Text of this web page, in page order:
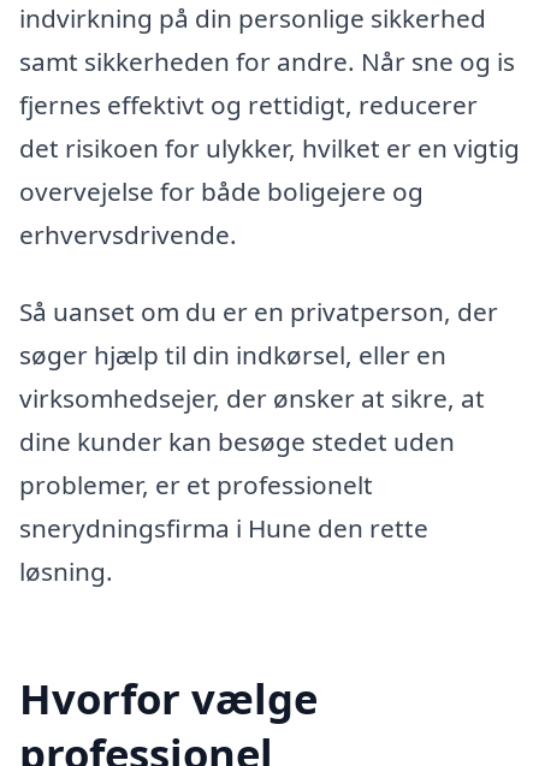
indvirkning på din personlige sikkerhed
samt sikkerheden for andre. Når sne og is
fjernes effektivt og rettidigt, reducerer
det risikoen for ulykker, hvilket er en vigtig
overvejelse for både boligejere og
erhvervsdrivende.
Så uanset om du er en privatperson, der
søger hjælp til din indkørsel, eller en
virksomhedsejer, der ønsker at sikre, at
dine kunder kan besøge stedet uden
problemer, er et professionelt
snerydningsfirma i Hune den rette
løsning.
Hvorfor vælge
professionel